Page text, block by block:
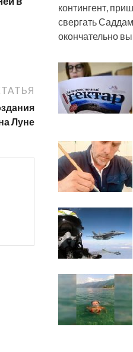
Луне
контингент,
свергать
окончательно